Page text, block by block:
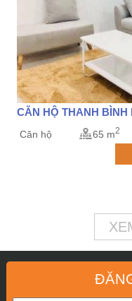
CĂN HỘ THANH BÌNH
Căn hộ 65 m2